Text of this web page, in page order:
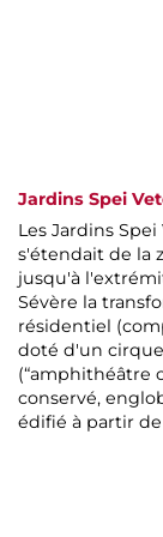
Jardins Spei
Les Jardins
s'étendait de la
jusqu'à
Sévère la
résidentiel
doté d'un
(“amphithéâtre
conservé,
édifié à partir de